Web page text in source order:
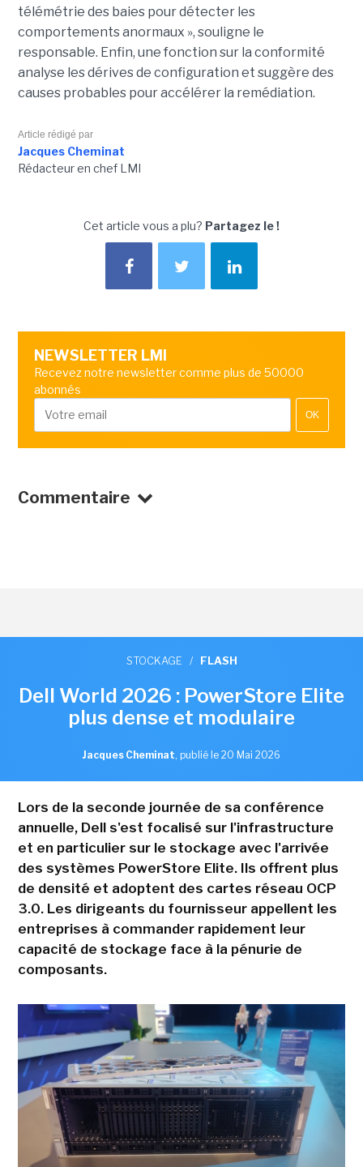
télémétrie des baies pour détecter les
comportements anormaux », souligne le
responsable. Enfin, une fonction sur la conformité
analyse les dérives de configuration et suggère des
causes probables pour accélérer la remédiation.
Article rédigé par
Jacques Cheminat
Rédacteur en chef LMI
Cet article vous a plu? Partagez le !
NEWSLETTER LMI
Recevez notre newsletter comme plus de 50000
abonnés
OK
Commentaire
STOCKAGE / FLASH
Dell World 2026 : PowerStore Elite
plus dense et modulaire
Jacques Cheminat, publié le 20 Mai 2026
Lors de la seconde journée de sa conférence
annuelle, Dell s'est focalisé sur l'infrastructure
et en particulier sur le stockage avec l'arrivée
des systèmes PowerStore Elite. Ils offrent plus
de densité et adoptent des cartes réseau OCP
3.0. Les dirigeants du fournisseur appellent les
entreprises à commander rapidement leur
capacité de stockage face à la pénurie de
composants.